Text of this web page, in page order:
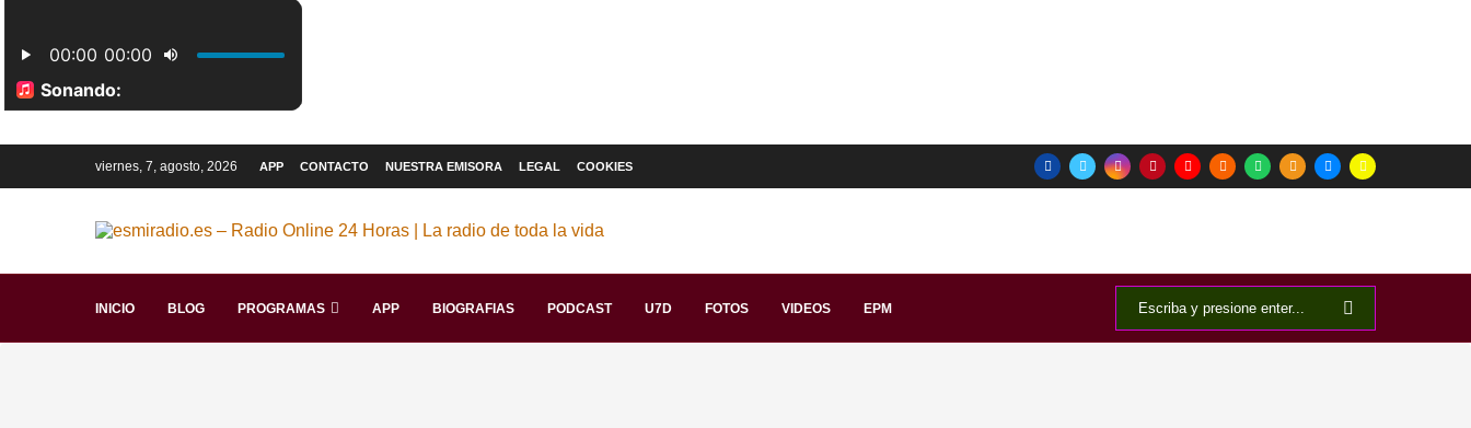
viernes, 7, agosto, 2026 APP CONTACTO NUESTRA EMISORA LEGAL COOKIES
INICIO BLOG PROGRAMAS APP BIOGRAFIAS PODCAST U7D FOTOS VIDEOS EPM